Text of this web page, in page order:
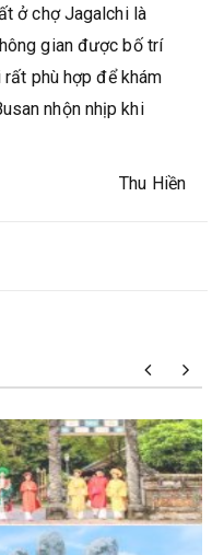
ở chợ Jagalchi là
gian được bố trí
phù hợp để khám
nhộn nhịp khi
Thu Hiền